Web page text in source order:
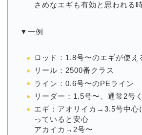
さめなエギも有効と思われる
▼一例
ロッド：1.8号〜のエギが使え
リール：2500番クラス
ライン：0.6号〜のPEライン
リーダー：1.5号〜、通常2号
エギ：アオリイカ→3.5号中心
っていると安心
アカイカ→2号〜